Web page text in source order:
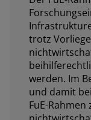
trotz
werden. Im
und damit
FuE-